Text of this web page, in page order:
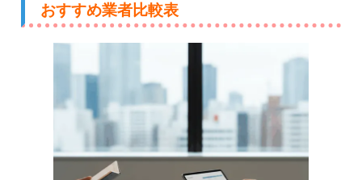
おすすめ業者比較表